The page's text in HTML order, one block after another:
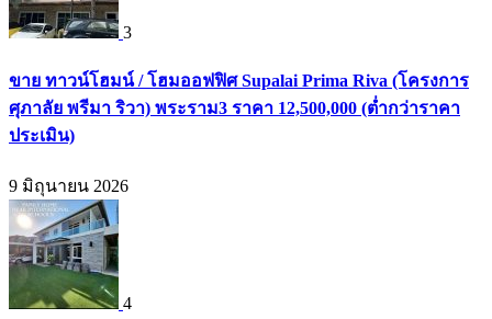
3
ขาย ทาวน์โฮมน์ / โฮมออฟฟิศ Supalai Prima Riva (โครงการ
ศุภาลัย พรีมา ริวา) พระราม3 ราคา 12,500,000 (ต่ำกว่าราคา
ประเมิน)
9 มิถุนายน 2026
4